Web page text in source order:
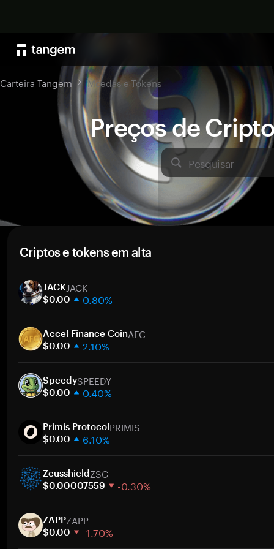
Preços de
Pesquisar
Carteira Tangem Moedas e Tokens
Criptos e tokens em alta
JACKJACK
$0.00 0.80%
30 dias
Capitalização de mercado
Accel Finance CoinAFC
$0.00 2.10%
30 dias
Capitalização de mercado
SpeedySPEEDY
$0.00 0.40%
30 dias
Capitalização de mercado
Primis ProtocolPRIMIS
$0.00 6.10%
30 dias
Capitalização de mercado
ZeusshieldZSC
$0.00007559 -0.30%
30 dias
Capitalização de mercado
ZAPPZAPP
$0.00 -1.70%